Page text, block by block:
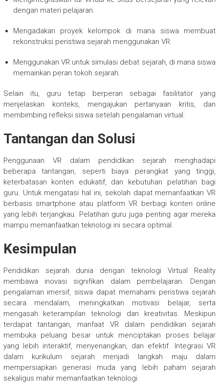
dengan materi pelajaran.
Mengadakan proyek kelompok di mana siswa membuat
rekonstruksi peristiwa sejarah menggunakan VR.
Menggunakan VR untuk simulasi debat sejarah, di mana siswa
memainkan peran tokoh sejarah.
Selain itu, guru tetap berperan sebagai fasilitator yang
menjelaskan konteks, mengajukan pertanyaan kritis, dan
membimbing refleksi siswa setelah pengalaman virtual.
Tantangan dan Solusi
Penggunaan VR dalam pendidikan sejarah menghadapi
beberapa tantangan, seperti biaya perangkat yang tinggi,
keterbatasan konten edukatif, dan kebutuhan pelatihan bagi
guru. Untuk mengatasi hal ini, sekolah dapat memanfaatkan VR
berbasis smartphone atau platform VR berbagi konten online
yang lebih terjangkau. Pelatihan guru juga penting agar mereka
mampu memanfaatkan teknologi ini secara optimal.
Kesimpulan
Pendidikan sejarah dunia dengan teknologi Virtual Reality
membawa inovasi signifikan dalam pembelajaran. Dengan
pengalaman imersif, siswa dapat memahami peristiwa sejarah
secara mendalam, meningkatkan motivasi belajar, serta
mengasah keterampilan teknologi dan kreativitas. Meskipun
terdapat tantangan, manfaat VR dalam pendidikan sejarah
membuka peluang besar untuk menciptakan proses belajar
yang lebih interaktif, menyenangkan, dan efektif. Integrasi VR
dalam kurikulum sejarah menjadi langkah maju dalam
mempersiapkan generasi muda yang lebih paham sejarah
sekaligus mahir memanfaatkan teknologi.